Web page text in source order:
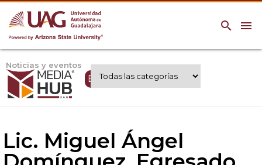
menu
search
Noticias y eventos
Expertos UAG
Lic. Miguel Ángel